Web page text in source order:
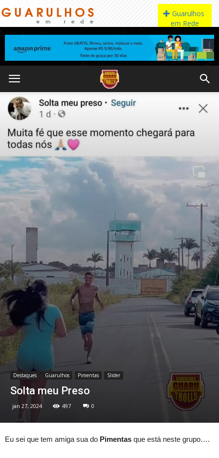
Destaques Guarulhos Pimentas Slider
Solta meu Preso
jan 27, 2024 497 0
Eu sei que tem amiga sua do Pimentas que está neste grupo….